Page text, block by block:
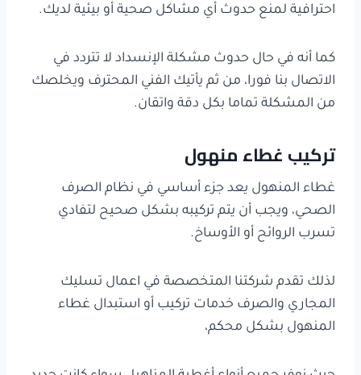
احترافية لمنع حدوث أي مشاكل صحية أو بيئية لديك.
كما أنه في حال حدوث مشكلة الإنسداد لا تتردد في
الاتصال بنا فورا، من ثم يأتيك الفني المحترف ويخلصك
من المشكلة تماما بكل دقة واتقان.
تركيب غطاء منهول
غطاء المنهول يعد جزء أساسي في نظام الصرف
الصحي، ويجب أن يتم تركيبه بشكل صحيح لتفادي
تسرب الروائح أو الأوساخ.
لذلك تقدم شركتنا المتخصصة في اعمال تسليك
المجاري والصرف خدمات تركيب أو استبدال غطاء
المنهول بشكل محكم،